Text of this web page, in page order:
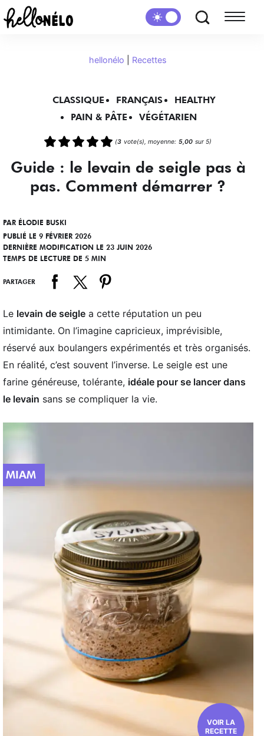
hellonélo Recettes
CLASSIQUE FRANÇAIS
HEALTHY
PAIN & PÂTE
VÉGÉTARIEN
VOIR LA
RECETTE
(3 vote(s), moyenne: 5,00 sur 5)
Guide : le levain de seigle pas à
pas. Comment démarrer ?
PAR ÉLODIE BUSKI
PUBLIÉ LE 9 FÉVRIER 2026
DERNIÈRE MODIFICATION LE 23 JUIN 2026
TEMPS DE LECTURE DE 5 MIN
PARTAGER
Le levain de seigle a cette réputation un peu
intimidante. On l’imagine capricieux, imprévisible,
réservé aux boulangers expérimentés et très organisés.
En réalité, c’est souvent l’inverse. Le seigle est une
farine généreuse, tolérante, idéale pour se lancer dans
le levain sans se compliquer la vie.